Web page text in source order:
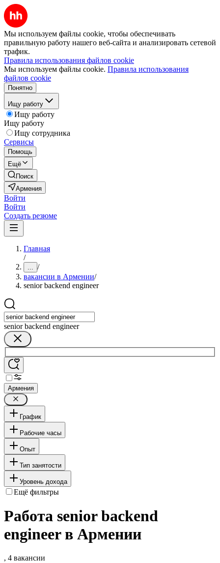
Мы используем файлы cookie, чтобы обеспечивать
правильную работу нашего веб-сайта и анализировать сетевой
трафик.
Правила использования файлов cookie
Мы используем файлы cookie. Правила использования
файлов cookie
Понятно
Ищу работу
Ищу работу
Ищу работу
Ищу сотрудника
Сервисы
Помощь
Ещё
Поиск
Армения
Войти
Войти
Создать резюме
Главная
/
... /
вакансии в Армении/
senior backend engineer
senior backend engineer
Армения
График
Рабочие часы
Опыт
Тип занятости
Уровень дохода
Ещё фильтры
Работа senior backend
engineer в Армении
, 4 вакансии